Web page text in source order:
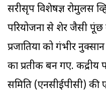
सरीसृप विशेषज्ञ रोमुलस
परियोजना से शेर जैसी
प्रजातियों को गंभीर
का प्रतीक बन गए. केंद्रीय
समिति (एनसीईपीसी) की